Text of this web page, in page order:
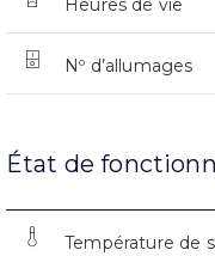
Heures de vie
Nº d’allumages
État de
Température de